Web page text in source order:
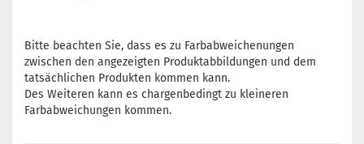
Bitte beachten Sie, dass es zu Farbabweichenungen
zwischen den angezeigten Produktabbildungen und dem
tatsächlichen Produkten kommen kann.
Des Weiteren kann es chargenbedingt zu kleineren
Farbabweichungen kommen.